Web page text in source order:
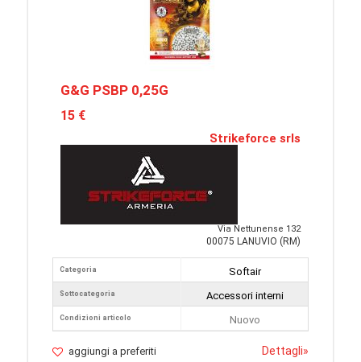
G&G PSBP 0,25G
15 €
Strikeforce srls
Via Nettunense 132
00075 LANUVIO (RM)
Categoria
Sottocategoria
Condizioni articolo
Softair
Accessori interni
Nuovo
aggiungi a preferiti Dettagli»